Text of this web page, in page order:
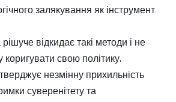
залякування як інструмент
відкидає такі методи і не
коригувати свою політику.
незмінну прихильність
суверенітету та